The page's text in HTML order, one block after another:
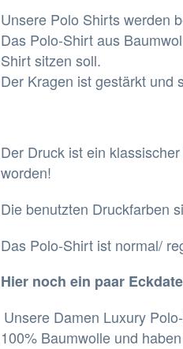
Unsere Polo Shirts werden
Das Polo-Shirt aus
Shirt sitzen soll.
Der Kragen ist gestärkt und
Der Druck ist ein
worden!
Die benutzten Druckfarben
Das Polo-Shirt ist normal/
Hier noch ein paar
Unsere Damen Luxury
100% Baumwolle und